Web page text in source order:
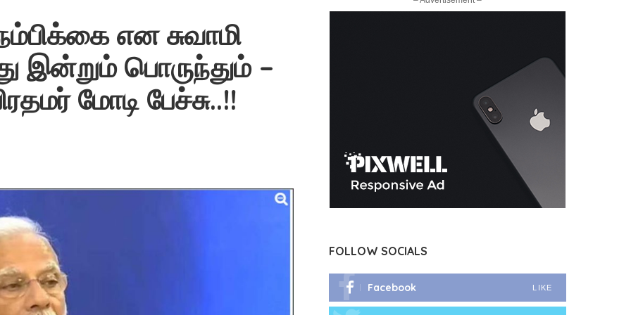
என சுவாமி
இன்றும் பொருந்தும் –
மோடி பேச்சு..!!
FOLLOW SOCIALS
Facebook LIKE